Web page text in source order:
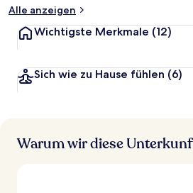
Alle anzeigen
Wichtigste Merkmale (12)
Sich wie zu Hause fühlen (6)
Warum wir diese